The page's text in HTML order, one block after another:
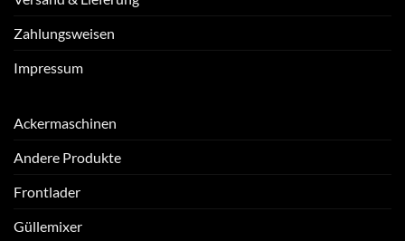
Zahlungsweisen
Impressum
Ackermaschinen
Andere Produkte
Frontlader
Güllemixer